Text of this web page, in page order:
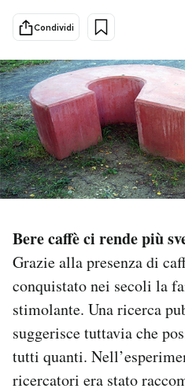
Economia
PODCAST
NEWSLETTER
CALENDARIO
AREA PERSONALE
Condividi
Bere caffè ci rende più
Grazie alla presenza di
conquistato nei secoli la
stimolante. Una ricerca
suggerisce tuttavia che
tutti quanti.
ricercatori era stato